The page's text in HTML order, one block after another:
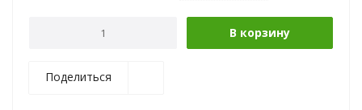
В корзину
Поделиться